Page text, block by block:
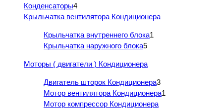
Конденсаторы4
Крыльчатка вентилятора Кондиционера
Крыльчатка внутреннего блока1
Крыльчатка наружного блока5
Моторы ( двигатели ) Кондиционера
Двигатель шторок Кондиционера3
Мотор вентилятора Кондиционера1
Мотор компрессор Кондиционера